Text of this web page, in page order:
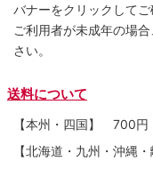
バナーをクリックしてご
ご利用者が未成年の場
さい。
送料について
【本州・四国】 700円
【北海道・九州・沖縄